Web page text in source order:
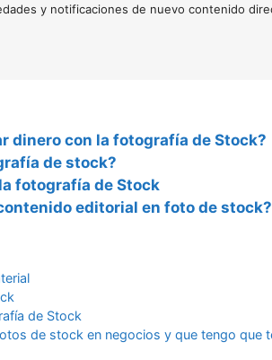
y notificaciones de nuevo contenido
dinero con la fotografía de Stock?
de stock?
fotografía de Stock
editorial en foto de stock?
de Stock
de stock en negocios y que tengo que